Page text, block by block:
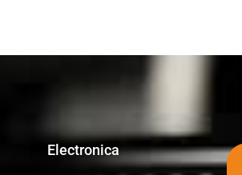
Electronica